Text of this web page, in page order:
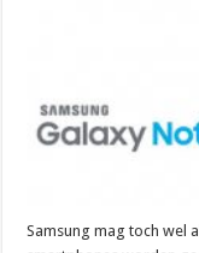
Samsung mag toch wel